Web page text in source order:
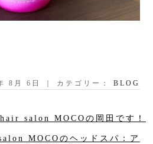
8月 6日 ｜ カテゴリー：BLOG
salon MOCOの岡田です！
MOCOのヘッドスパ：ア